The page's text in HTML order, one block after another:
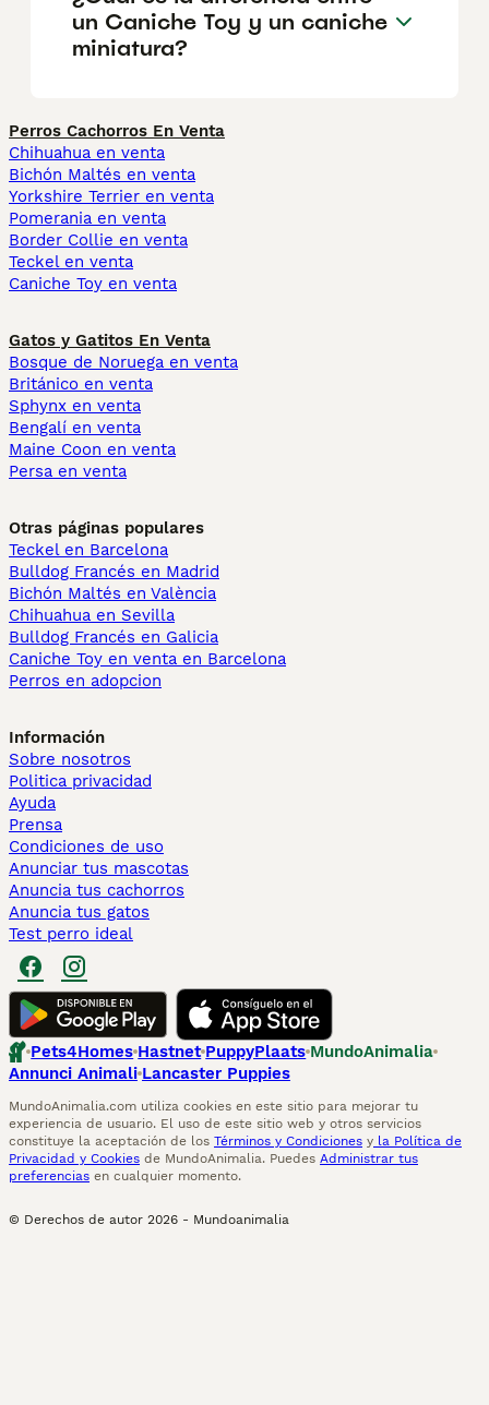
un Caniche Toy y un caniche
miniatura?
Perros Cachorros En Venta
Chihuahua en venta
Bichón Maltés en venta
Yorkshire Terrier en venta
Pomerania en venta
Border Collie en venta
Teckel en venta
Caniche Toy en venta
Gatos y Gatitos En Venta
Bosque de Noruega en venta
Británico en venta
Sphynx en venta
Bengalí en venta
Maine Coon en venta
Persa en venta
Otras páginas populares
Teckel en Barcelona
Bulldog Francés en Madrid
Bichón Maltés en València
Chihuahua en Sevilla
Bulldog Francés en Galicia
Caniche Toy en venta en Barcelona
Perros en adopcion
Información
Sobre nosotros
Politica privacidad
Ayuda
Prensa
Condiciones de uso
Anunciar tus mascotas
Anuncia tus cachorros
Anuncia tus gatos
Test perro ideal
Pets4Homes Hastnet PuppyPlaats MundoAnimalia
Annunci Animali Lancaster Puppies
MundoAnimalia.com utiliza cookies en este sitio para mejorar tu
experiencia de usuario. El uso de este sitio web y otros servicios
constituye la aceptación de los Términos y Condiciones y la Política de
Privacidad y Cookies de MundoAnimalia. Puedes Administrar tus
preferencias en cualquier momento.
© Derechos de autor 2026 - Mundoanimalia